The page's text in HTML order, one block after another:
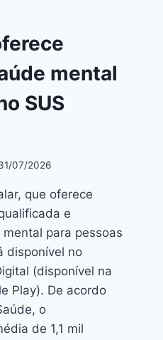
mental
SUS
07/2026
que oferece
e
para pessoas
disponível no
(disponível na
Play). De acordo
o
de 1,1 mil